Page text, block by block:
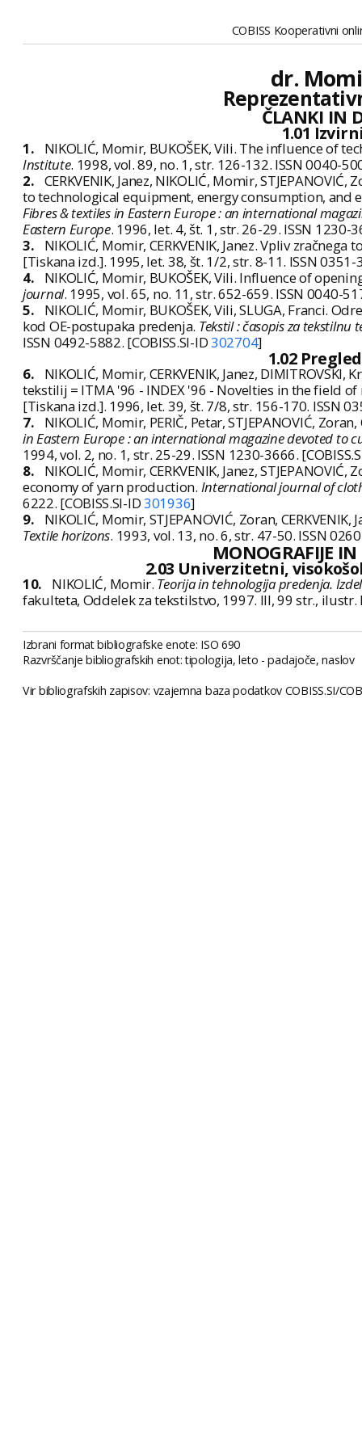
COBISS Kooperativni
dr.
ČLANKI IN
1.01
1.
NIKOLIĆ, Momir, BUKOŠEK, Vili. The influence of
Institute. 1998, vol. 89, no. 1, str. 126-132. ISSN 0040-
2. CERKVENIK, Janez, NIKOLIĆ, Momir,
to technological equipment, energy consumption, and
Fibres & textiles in Eastern Europe : an international
Eastern Europe. 1996, let. 4, št. 1, str. 26-29. ISSN 1230-
3.
NIKOLIĆ, Momir, CERKVENIK, Janez. Vpliv
[Tiskana izd.]. 1995, let. 38, št. 1/2, str. 8-11. ISSN 0351-
4.
NIKOLIĆ, Momir, BUKOŠEK, Vili. Influence of
journal. 1995, vol. 65, no. 11, str. 652-659. ISSN 0040-
5.
NIKOLIĆ, Momir, BUKOŠEK, Vili, SLUGA, Franci.
kod OE-postupaka predenja. Tekstil : časopis za tekstilnu
ISSN 0492-5882. [COBISS.SI-ID302704]
1.02
6.
NIKOLIĆ, Momir, CERKVENIK, Janez,
tekstilij = ITMA '96 - INDEX '96 - Novelties in the field
[Tiskana izd.]. 1996, let. 39, št. 7/8, str. 156-170. ISSN
7.
NIKOLIĆ, Momir, PERIČ, Petar, STJEPANOVIĆ,
in Eastern Europe : an international magazine devoted to
1994, vol. 2, no. 1, str. 25-29. ISSN 1230-3666.
8.
NIKOLIĆ, Momir, CERKVENIK, Janez,
economy of yarn production. International journal of
6222. [COBISS.SI-ID301936]
9.
NIKOLIĆ, Momir, STJEPANOVIĆ, Zoran,
Textile horizons. 1993, vol. 13, no. 6, str. 47-50. ISSN
MONOGRAFIJE
2.03 Univerzitetni,
10. NIKOLIĆ, Momir. Teorija in tehnologija predenja.
fakulteta, Oddelek za tekstilstvo, 1997. III, 99 str., ilustr.
Izbrani format bibliografske enote: ISO 690
Razvrščanje bibliografskih enot: tipologija, leto - padajoče, naslov
Vir bibliografskih zapisov: vzajemna baza podatkov COBISS.SI/